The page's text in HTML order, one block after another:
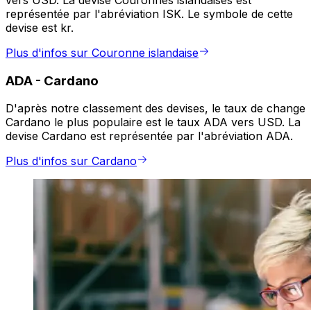
représentée par l'abréviation ISK. Le symbole de cette
devise est kr.
Plus d'infos sur Couronne islandaise
ADA - Cardano
D'après notre classement des devises, le taux de change
Cardano le plus populaire est le taux ADA vers USD. La
devise Cardano est représentée par l'abréviation ADA.
Plus d'infos sur Cardano